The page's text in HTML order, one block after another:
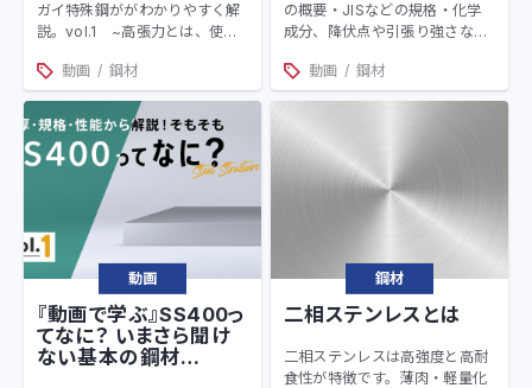
ガイ特殊鋼ががわかりやすく解
説。vol.1 ~高張力とは、使用
動画
鋼材
の概要・JISなどの規格・化学
成分、降伏点や引張り強さなど
た。 今回は実際に使用する際の
注意点や、板厚・市中在庫・溶
悩みなど、とても参考になる動
画を紹介いたします。
動画 鋼材
動画
『動画で学ぶ』SS400っ
てなに？ いまさら聞け
ない基本の鋼材
鋼材
二相ステンレスとは
二相ステンレスは高強度と高耐
食性が特徴です。薄肉・軽量化